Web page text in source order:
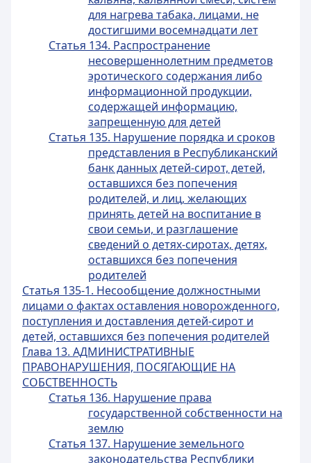
для нагрева табака, лицами, не
достигшими восемнадцати лет
Статья 134. Распространение
несовершеннолетним предметов
эротического содержания либо
информационной продукции,
содержащей информацию,
запрещенную для детей
Статья 135. Нарушение порядка и сроков
представления в Республиканский
банк данных детей-сирот, детей,
оставшихся без попечения
родителей, и лиц, желающих
принять детей на воспитание в
свои семьи, и разглашение
сведений о детях-сиротах, детях,
оставшихся без попечения
родителей
Статья 135-1. Несообщение должностными
лицами о фактах оставления новорожденного,
поступления и доставления детей-сирот и
детей, оставшихся без попечения родителей
Глава 13. АДМИНИСТРАТИВНЫЕ
ПРАВОНАРУШЕНИЯ, ПОСЯГАЮЩИЕ НА
СОБСТВЕННОСТЬ
Статья 136. Нарушение права
государственной собственности на
землю
Статья 137. Нарушение земельного
законодательства Республики